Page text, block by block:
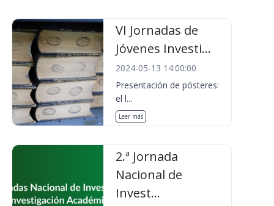
VI Jornadas de
Jóvenes Investi...
2024-05-13 14:00:00
Presentación de pósteres:
el l...
Leer más
2.ª Jornada
Nacional de
Invest...